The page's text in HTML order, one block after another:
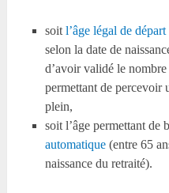
soit l’âge légal de
selon la date de
d’avoir validé le nombre
permettant de percevoir
plein,
soit l’âge permettant de
automatique(entre 65
naissance du retraité).